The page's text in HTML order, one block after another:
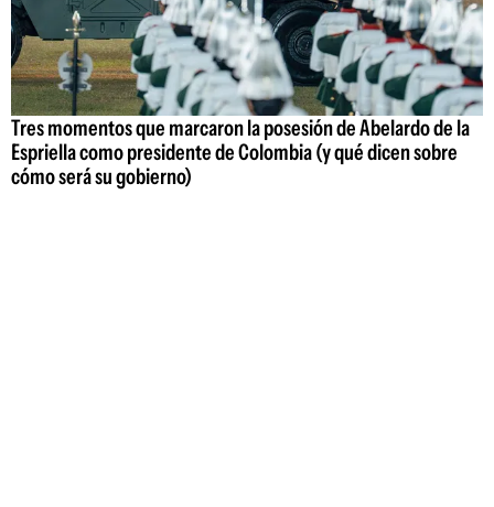
Tres momentos que marcaron la posesión de Abelardo de la
Espriella como presidente de Colombia (y qué dicen sobre
cómo será su gobierno)